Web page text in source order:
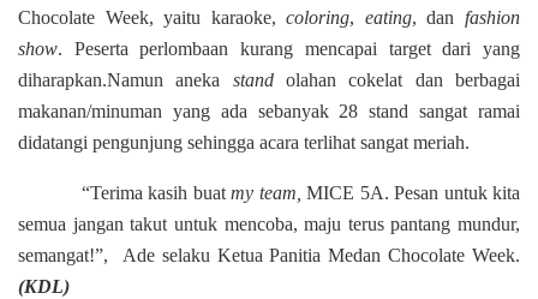
Chocolate Week, yaitu karaoke,coloring, eating, danfashion
show. Pesertaperlombaan kurang mencapai target dari yang
diharapkan.Namunaneka standolahan cokelat dan berbagai
makanan/minuman yang ada sebanyak 28 stand sangat ramai
didatangi pengunjung sehingga acara terlihat sangat meriah.
“Terima kasih buat my team MICE 5A. Pesan untuk kita
semua jangan takut untuk mencoba, maju terus pantang mundur,
semangat!”, Ade selaku KetuaPanitia Medan Chocolate Week.
(KDL)